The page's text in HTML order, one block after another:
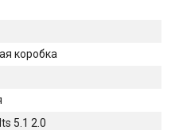
коробка
5.1 2.0